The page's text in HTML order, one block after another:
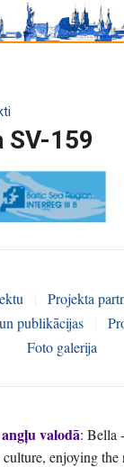
SV-159
Projekta
publikācijas
Foto galerija
valodā: Bella
enjoying the